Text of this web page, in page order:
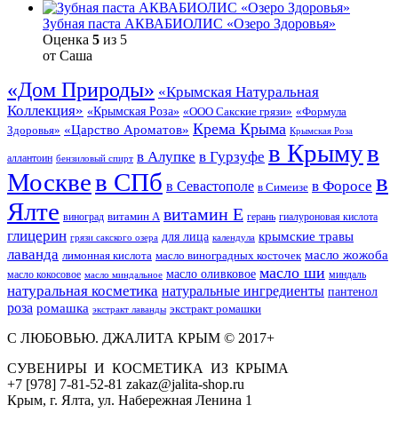
Зубная паста АКВАБИОЛИС «Озеро Здоровья»
Оценка 5 из 5
от Саша
«Дом Природы» «Крымская Натуральная
Коллекция» «Крымская Роза» «ООО Сакские грязи» «Формула
Здоровья» «Царство Ароматов» Крема Крыма Крымская Роза
аллантоин бензиловый спирт в Алупке в Гурзуфе в Крымув
Москвев СПб в Севастополе в Симеизе в Форосе в
Ялте виноград витамин А витамин Е герань гиалуроновая кислота
глицерин грязи сакского озера для лица календула крымские травы
лаванда лимонная кислота масло виноградных косточек масло жожоба
масло кокосовое масло миндальное масло оливковое масло ши миндаль
натуральная косметика натуральные ингредиенты пантенол
роза ромашка экстракт лаванды экстракт ромашки
С ЛЮБОВЬЮ. ДЖАЛИТА КРЫМ © 2017+
СУВЕНИРЫ И КОСМЕТИКА ИЗ КРЫМА
+7 [978] 7-81-52-81 zakaz@jalita-shop.ru
Крым, г. Ялта, ул. Набережная Ленина 1